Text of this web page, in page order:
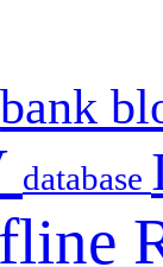
bank
database